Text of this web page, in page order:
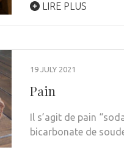
LIRE PLUS
19 JULY 2021
Pain
Il s’agit de pain
bicarbonate de